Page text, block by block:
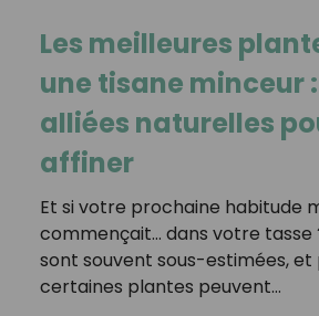
Les meilleures
une tisane minceur
alliées naturelles
affiner
Et si votre prochaine habitude
commençait… dans votre tasse
sont souvent sous-estimées,
certaines plantes peuvent…